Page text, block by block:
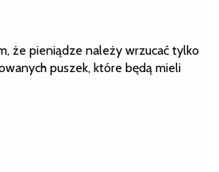
że pieniądze należy wrzucać tylko
puszek, które będą mieli